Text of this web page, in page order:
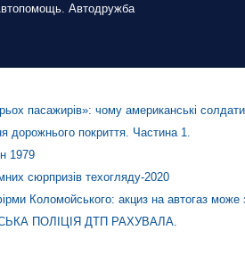
Автодружба
пасажирів»: чому американські
дорожнього покриття. Частина 1.
1979
сюрпризів техогляду-2020
фірми Коломойського: акциз на автогаз
ПОЛІЦІЯ ДТП РАХУВАЛА.